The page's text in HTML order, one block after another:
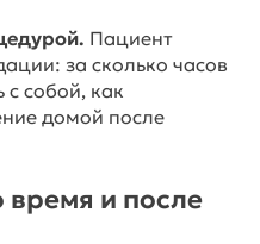
Пациент
за сколько часов
с собой, как
домой после
время и после